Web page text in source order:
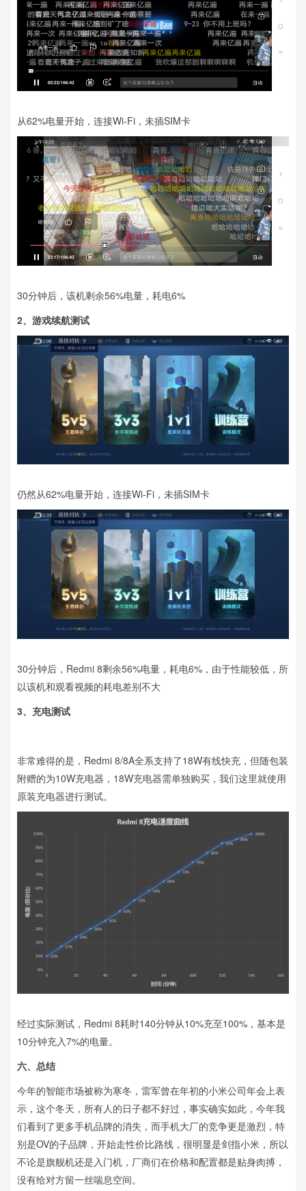
从62%电量开始，连接Wi-Fi，未插SIM卡
30分钟后，该机剩余56%电量，耗电6%
2、 游戏续航测试
仍然从62%电量开始，连接Wi-Fi，未插SIM卡
30分钟后，Redmi 8剩余56%电量，耗电6%，由于性能较低，所
以该机和观看视频的耗电差别不大
3、 充电测试
非常难得的是，Redmi 8/8A全系支持了18W有线快充，但随包装
附赠的为10W充电器，18W充电器需单独购买，我们这里就使用
原装充电器进行测试。
经过实际测试，Redmi 8耗时140分钟从10%充至100%，基本是
10分钟充入7%的电量。
六、 总结
今年的智能市场被称为寒冬，雷军曾在年初的小米公司年会上表
示，这个冬天，所有人的日子都不好过，事实确实如此，今年我
们看到了更多手机品牌的消失，而手机大厂的竞争更是激烈，特
别是OV的子品牌，开始走性价比路线，很明显是剑指小米，所以
不论是旗舰机还是入门机，厂商们在价格和配置都是贴身肉搏，
没有给对方留一丝喘息空间。